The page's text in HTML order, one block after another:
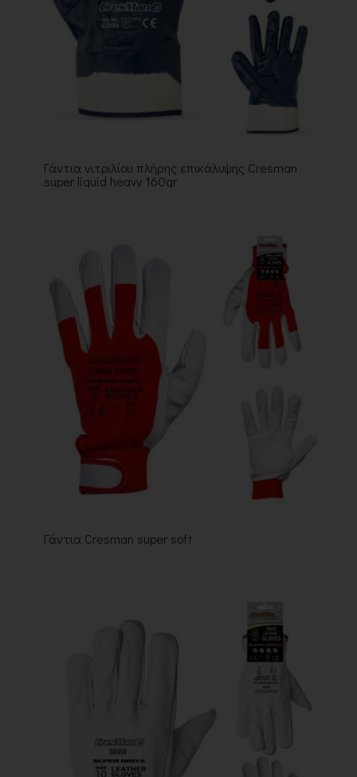
Γάντια νιτριλίου πλήρης επικάλυψης Cresman
super liquid heavy 160gr
Γάντια Cresman super soft